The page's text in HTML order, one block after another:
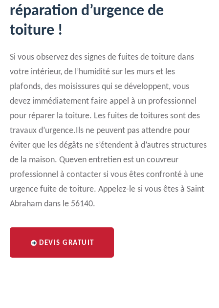
réparation d’urgence de
toiture !
Si vous observez des signes de fuites de toiture dans
votre intérieur, de l’humidité sur les murs et les
plafonds, des moisissures qui se développent, vous
devez immédiatement faire appel à un professionnel
pour réparer la toiture. Les fuites de toitures sont des
travaux d’urgence.Ils ne peuvent pas attendre pour
éviter que les dégâts ne s’étendent à d’autres structures
de la maison. Queven entretien est un couvreur
professionnel à contacter si vous êtes confronté à une
urgence fuite de toiture. Appelez-le si vous êtes à Saint
Abraham dans le 56140.
DEVIS GRATUIT